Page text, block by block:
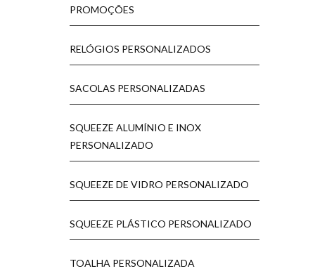
PROMOÇÕES
RELÓGIOS PERSONALIZADOS
SACOLAS PERSONALIZADAS
SQUEEZE ALUMÍNIO E INOX
PERSONALIZADO
SQUEEZE DE VIDRO PERSONALIZADO
SQUEEZE PLÁSTICO PERSONALIZADO
TOALHA PERSONALIZADA